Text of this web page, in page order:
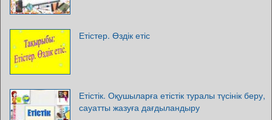
Етістер. Өздік етіс
Етістік. Оқушыларға етістік туралы түсінік беру,
сауатты жазуға дағдыландыру